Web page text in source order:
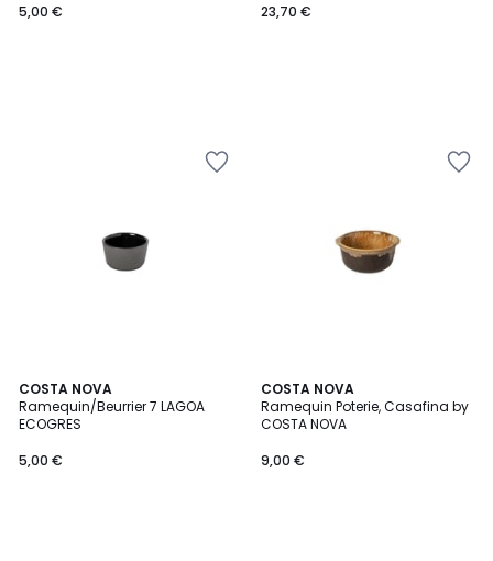
5,00 €
23,70 €
COSTA NOVA
Ramequin/Beurrier 7 LAGOA
ECOGRES
5,00 €
COSTA NOVA
Ramequin Poterie, Casafina by
COSTA NOVA
9,00 €